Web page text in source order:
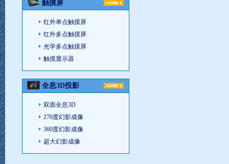
触摸屏
红外单点触摸屏
红外多点触摸屏
光学多点触摸屏
触摸显示器
全息3D投影
双面全息3D
270度幻影成像
360度幻影成像
超大幻影成像